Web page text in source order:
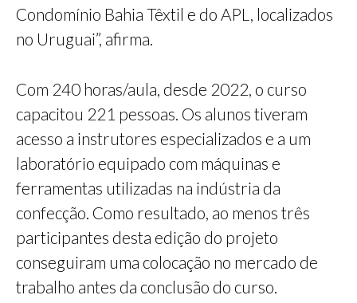
Condomínio Bahia Têxtil e do APL, localizados
no Uruguai”, afirma.
Com 240 horas/aula, desde 2022, o curso
capacitou 221 pessoas. Os alunos tiveram
acesso a instrutores especializados e a um
laboratório equipado com máquinas e
ferramentas utilizadas na indústria da
confecção. Como resultado, ao menos três
participantes desta edição do projeto
conseguiram uma colocação no mercado de
trabalho antes da conclusão do curso.